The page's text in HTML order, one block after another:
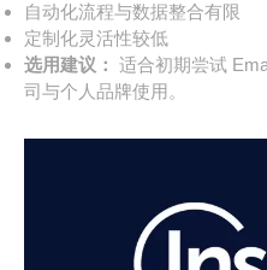
自动化流程与数据整合有限
定制化灵活性较低
选用建议： 适合初期尝试
司与个人品牌使用。